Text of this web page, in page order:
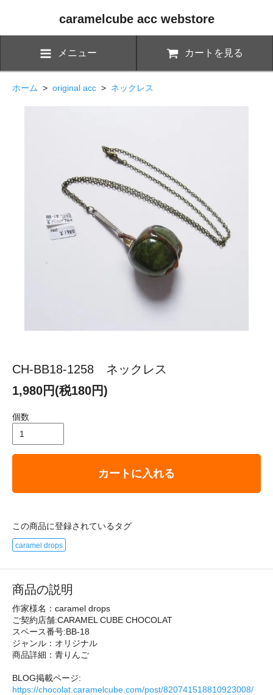
caramelcube acc webstore
メニュー カートを見る
ホーム > original acc > ネックレス
CH-BB18-1258 ネックレス
1,980円(税180円)
個数
カートに入れる
この商品に登録されているタグ
caramel drops
商品の説明
作家様名：caramel drops
ご契約店舗:CARAMEL CUBE CHOCOLAT
スペース番号:BB-18
ジャンル：オリジナル
商品詳細：青りんご
BLOG掲載ページ:
https://chocolat.caramelcube.com/post/820741518810923008/